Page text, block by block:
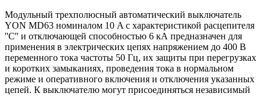
Модульный трехполюсный автоматический выключатель
YON MD63 номиналом 10 A с характеристикой расцепителя
''C'' и отключающей способностью 6 кА предназначен для
применения в электрических цепях на­пряжением до 400 В
переменного тока частоты 50 Гц, их защиты при перегрузках
и коротких замыканиях, проведения тока в нормальном
режиме и оперативного включения и отключения указанных
цепей. К выключателю могут присоединяться независимый